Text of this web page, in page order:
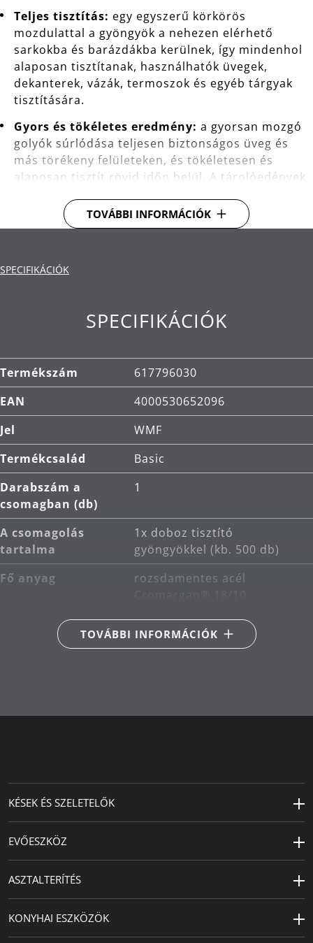
Teljes tisztítás: egy egyszerű körkörös
mozdulattal a gyöngyök a nehezen elérhető
sarkokba és barázdákba kerülnek, így mindenhol
alaposan tisztítanak, használhatók üvegek,
dekanterek, vázák, termoszok és egyéb tárgyak
tisztítására.
Gyors és tökéletes eredmény: a gyorsan mozgó
golyók súrlódása teljesen biztonságos üveg és
más törékeny felületeken, és tökéletesen és
alaposan tisztít rövid időn belül. A tárolóedények
Végtelen sokszor újrafelhasználható:kivételes
Tartós teljesítmény:
mosogatógépben mosható, saválló, korrózióálló
és rendkívül karcálló.
Tárolódoboz:praktikus és kompakt tároló.
TOVÁBBI INFORMÁCIÓK
SPECIFIKÁCIÓK
SPECIFIKÁCIÓK
Termékszám
617796030
EAN
4000530652096
Jel
WMF
Termékcsalád
Basic
Darabszám a
csomagban (db)
1
A csomagolás
tartalma
1x doboz tisztító
gyöngyökkel (kb. 500 db)
Fő anyag
rozsdamentes acél
Termékápolás
kézi mosás
TOVÁBBI INFORMÁCIÓK
KÉSEK ÉS SZELETELŐK
EVŐESZKÖZ
ASZTALTERÍTÉS
KONYHAI ESZKÖZÖK